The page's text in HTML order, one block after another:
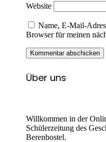
Website
Name, E-Mail-
Browser für meinen
Über uns
Willkommen in der
Schülerzeitung des
Berenbostel.